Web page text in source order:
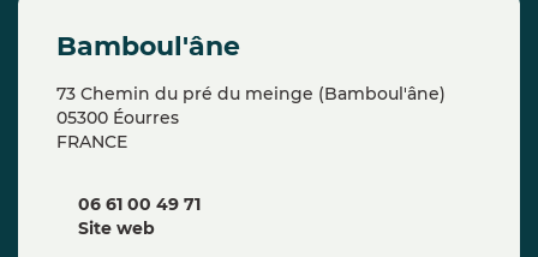
bamboul'âne
73 Chemin du pré du meinge (Bamboul'âne)
05300 Éourres
FRANCE
06 61 00 49 71
Site web